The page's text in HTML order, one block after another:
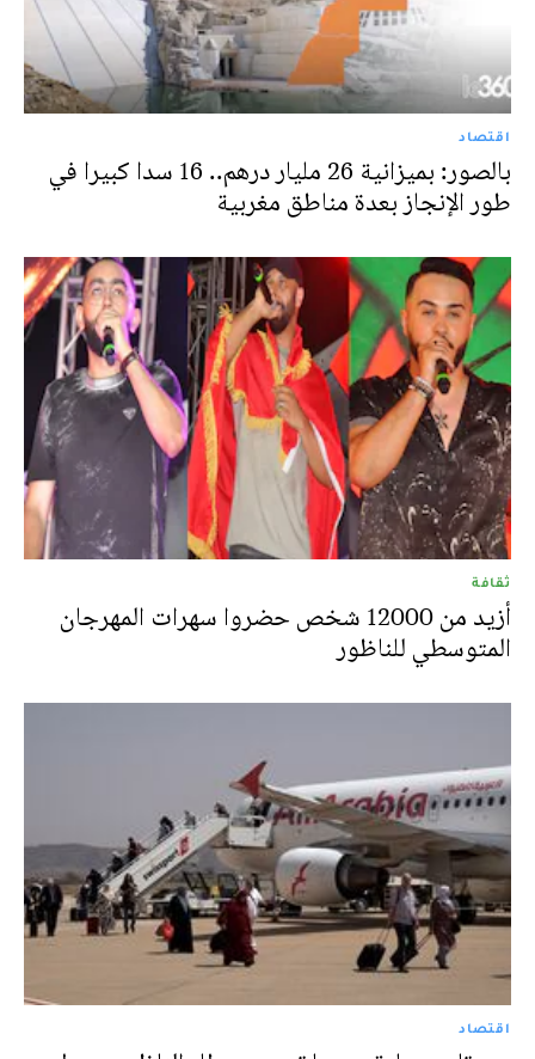
اقتصاد
بالصور: بميزانية 26 مليار درهم.. 16 سدا كبيرا في
طور الإنجاز بعدة مناطق مغربية
ثقافة
أزيد من 12000 شخص حضروا سهرات المهرجان
المتوسطي للناظور
اقتصاد